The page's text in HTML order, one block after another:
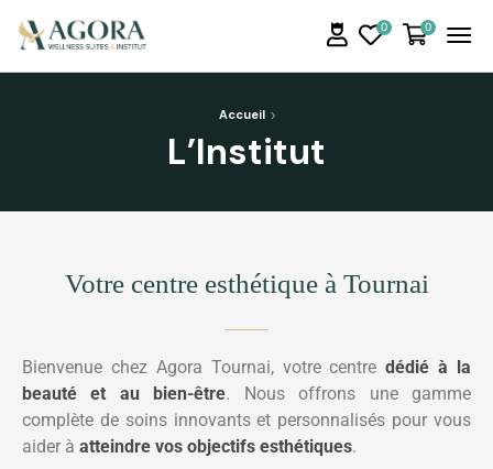
0 0
Accueil
L’Institut
Votre centre esthétique à Tournai
Bienvenue chez Agora Tournai, votre centredédié à la
beauté et au bien-être. Nous offrons une gamme
complète de soins innovants et personnalisés pour vous
aider à atteindre vos objectifs esthétiques.